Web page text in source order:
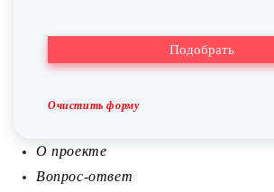
Очистить форму
О проекте
Вопрос-ответ